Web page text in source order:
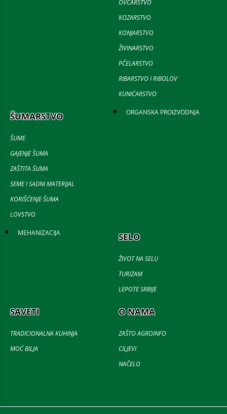
OVČARSTVO
KOZARSTVO
KONJARSTVO
ŽIVINARSTVO
PČELARSTVO
RIBARSTVO I RIBOLOV
KUNIĆARSTVO
ŠUMARSTVO
ŠUME
GAJENJE ŠUMA
ZAŠTITA ŠUMA
SEME I SADNI MATERIJAL
KORIŠĆENJE ŠUMA
LOVSTVO
ORGANSKA PROIZVODNJA
MEHANIZACIJA SELO
ŽIVOT NA SELU
TURIZAM
LEPOTE SRBIJE
SAVETI
TRADICIONALNA KUHINJA
MOĆ BILJA
O NAMA
ZAŠTO AGROINFO
CILJEVI
NAČELO